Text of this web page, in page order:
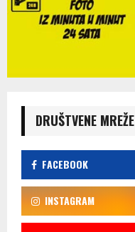
DRUŠTVENE MREŽE
FACEBOOK
INSTAGRAM